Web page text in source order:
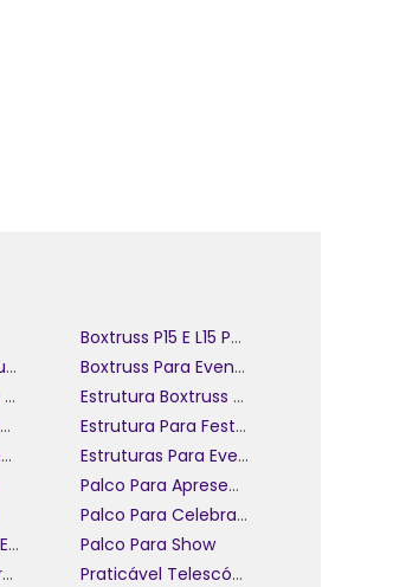
Boxtruss P15 E L15 Para Eventos
Boxtruss Para Estruturas De Eventos
Boxtruss Para Eventos
Boxtruss Q30 Para Shows
Estrutura Boxtruss Para Eventos Pequenos
Estrutura Para Eventos Menores
Estrutura Para Festivais De Música
Estruturas Menores Boxtruss Para Eventos
Estruturas Para Eventos Corporativos
Palco Para Apresentação
Palco Para Celebração
Palco Para Festas E Eventos
Palco Para Show
Praticável 2x1 Metros Para Aluguel
Praticável Telescópico